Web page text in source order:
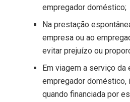
empregador doméstico;
Na prestação
empresa ou ao
evitar prejuízo ou
Em viagem a serviço da
empregador doméstico,
quando financiada por